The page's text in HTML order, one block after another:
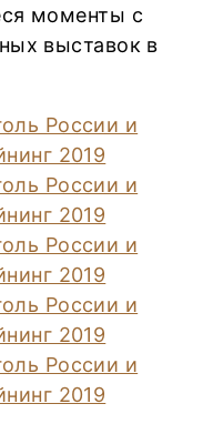
моменты с
выставок в